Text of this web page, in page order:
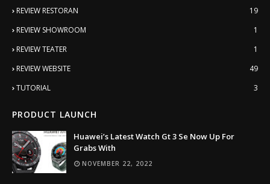
REVIEW RESTORAN
19
REVIEW SHOWROOM
1
REVIEW TEATER
1
REVIEW WEBSITE
49
TUTORIAL
3
PRODUCT LAUNCH
Huawei’s Latest Watch Gt 3 Se Now Up For
Grabs With
NOVEMBER 22, 2022